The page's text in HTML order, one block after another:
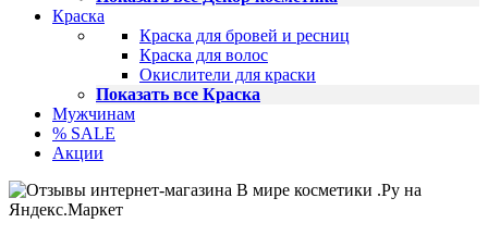
Краска
Краска для бровей и ресниц
Краска для волос
Окислители для краски
Показать все Краска
Мужчинам
% SALE
Акции